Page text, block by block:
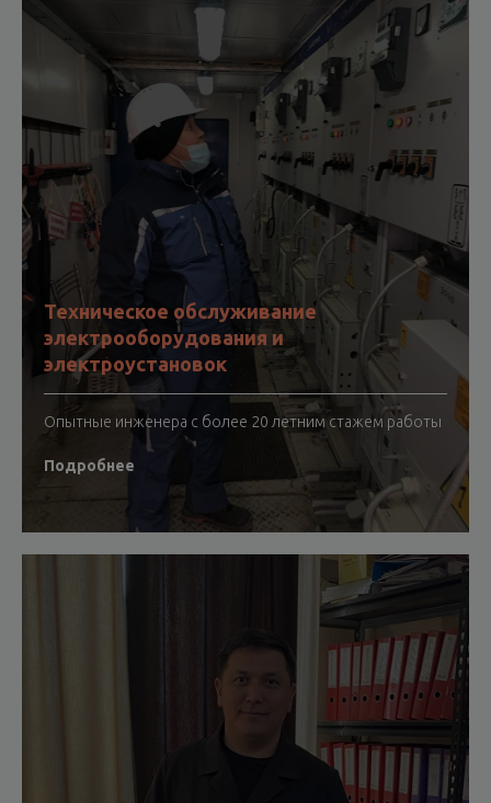
Техническое обслуживание
электрооборудования и
электроустановок
Опытные инженера с более 20 летним стажем работы
Подробнее